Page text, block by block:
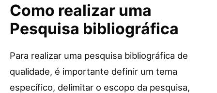
Como realizar uma
Pesquisa bibliográfica
Para realizar uma pesquisa bibliográfica de
qualidade, é importante definir um tema
específico, delimitar o escopo da pesquisa,